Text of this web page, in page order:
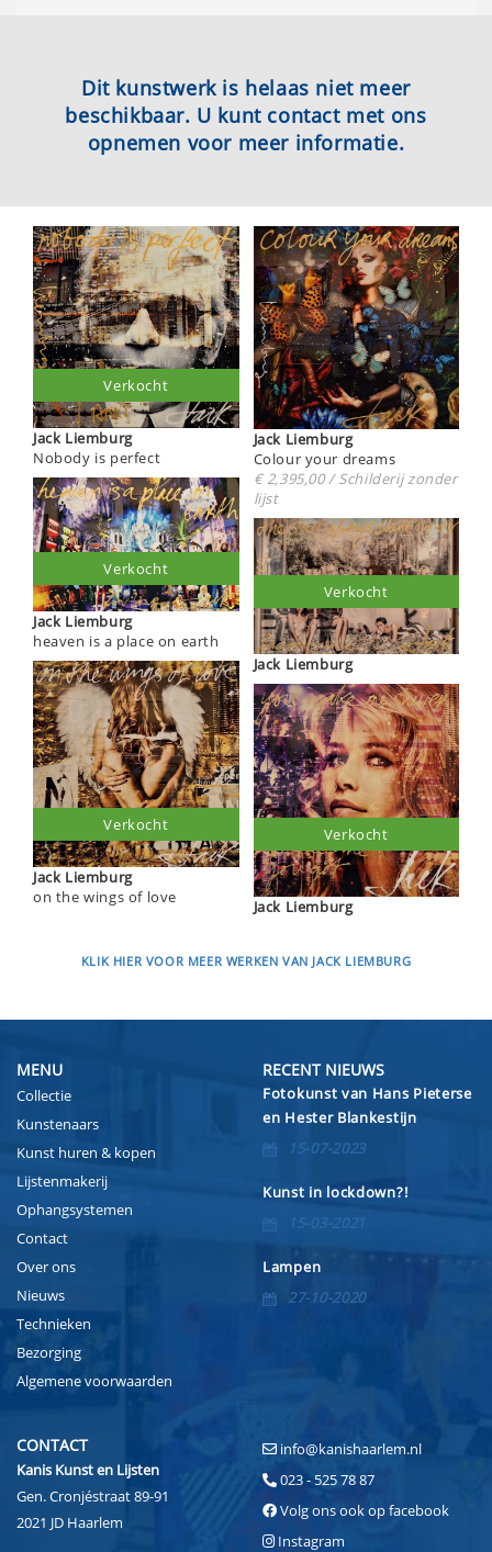
Dit kunstwerk is helaas niet meer
beschikbaar. U kunt contact met ons
opnemen voor meer informatie.
Jack Liemburg
Nobody is perfect
Verkocht
Jack Liemburg
heaven is a place on earth
Verkocht
Jack Liemburg
on the wings of love
Verkocht
Jack Liemburg
Colour your dreams
€ 2,395,00 / Schilderij zonder
lijst
Jack Liemburg
Verkocht
Jack Liemburg
Verkocht
KLIK HIER VOOR MEER WERKEN VAN JACK LIEMBURG
MENU
Collectie
Kunstenaars
Kunst huren & kopen
Lijstenmakerij
Ophangsystemen
Contact
Over ons
Nieuws
Technieken
Bezorging
Algemene voorwaarden
RECENT NIEUWS
Fotokunst van Hans Pieterse
en Hester Blankestijn
15-07-2023
Kunst in lockdown?!
15-03-2021
Lampen
27-10-2020
CONTACT
Kanis Kunst en Lijsten
Gen. Cronjéstraat 89-91
2021 JD Haarlem
info@kanishaarlem.nl
023 - 525 78 87
Volg ons ook op facebook
Instagram